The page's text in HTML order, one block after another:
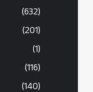
(632)
(201)
(1)
(116)
(140)